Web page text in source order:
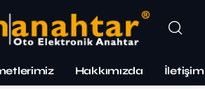
Hakkımızda İletişim